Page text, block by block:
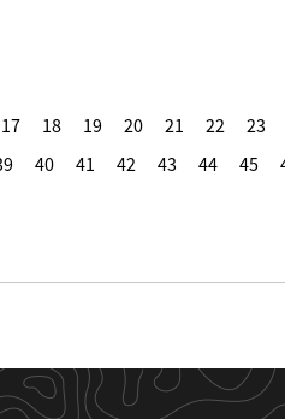
17 18 19 20 21 22 23
40 41 42 43 44 45